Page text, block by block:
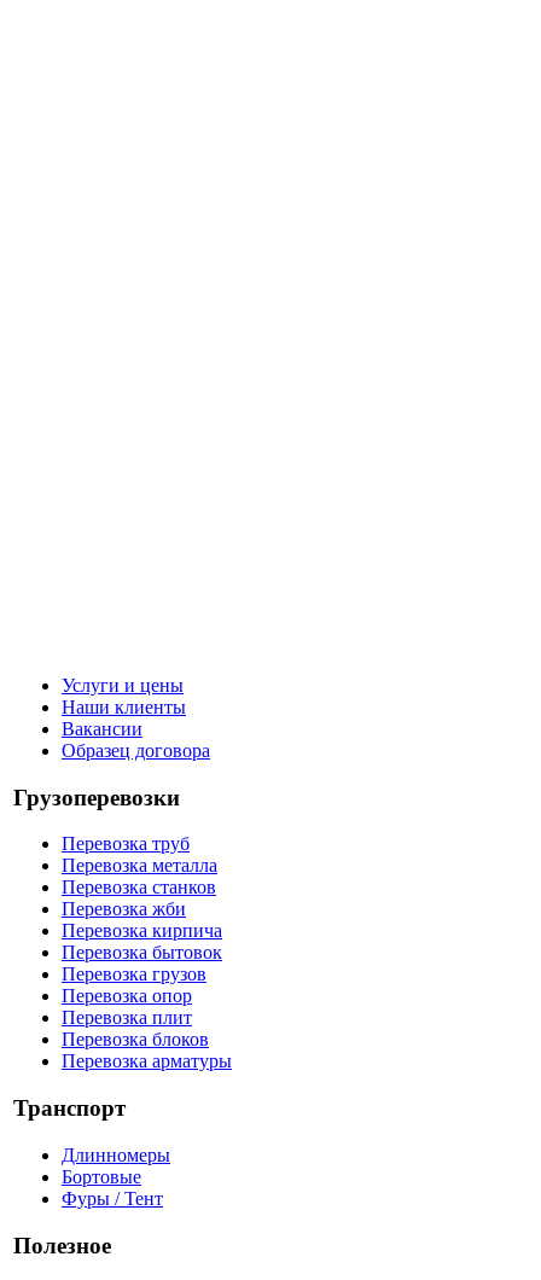
Услуги и цены
Наши клиенты
Вакансии
Образец договора
Грузоперевозки
Перевозка труб
Перевозка металла
Перевозка станков
Перевозка жби
Перевозка кирпича
Перевозка бытовок
Перевозка грузов
Перевозка опор
Перевозка плит
Перевозка блоков
Перевозка арматуры
Транспорт
Длинномеры
Бортовые
Фуры / Тент
Полезное